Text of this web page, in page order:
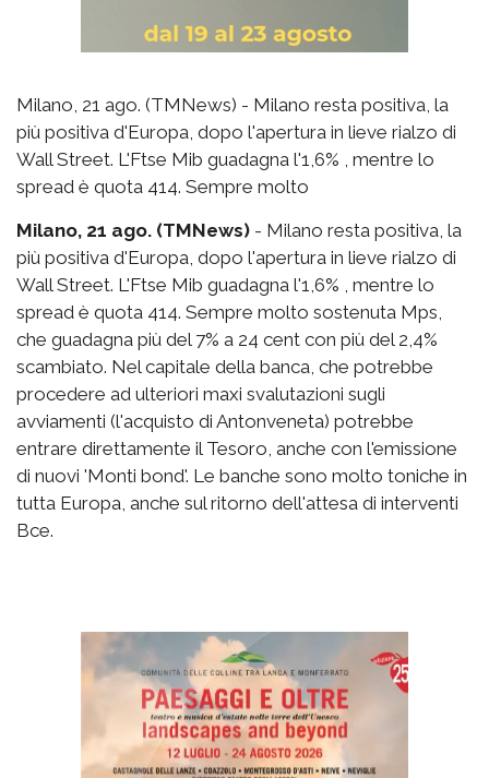
Milano, 21 ago. (TMNews) - Milano resta positiva, la
più positiva d'Europa, dopo l'apertura in lieve rialzo di
Wall Street. L'Ftse Mib guadagna l'1,6% , mentre lo
spread è quota 414. Sempre molto
Milano, 21 ago. (TMNews) - Milano resta positiva, la
più positiva d'Europa, dopo l'apertura in lieve rialzo di
Wall Street. L'Ftse Mib guadagna l'1,6% , mentre lo
spread è quota 414. Sempre molto sostenuta Mps,
che guadagna più del 7% a 24 cent con più del 2,4%
scambiato. Nel capitale della banca, che potrebbe
procedere ad ulteriori maxi svalutazioni sugli
avviamenti (l'acquisto di Antonveneta) potrebbe
entrare direttamente il Tesoro, anche con l'emissione
di nuovi 'Monti bond'. Le banche sono molto toniche in
tutta Europa, anche sul ritorno dell'attesa di interventi
Bce.